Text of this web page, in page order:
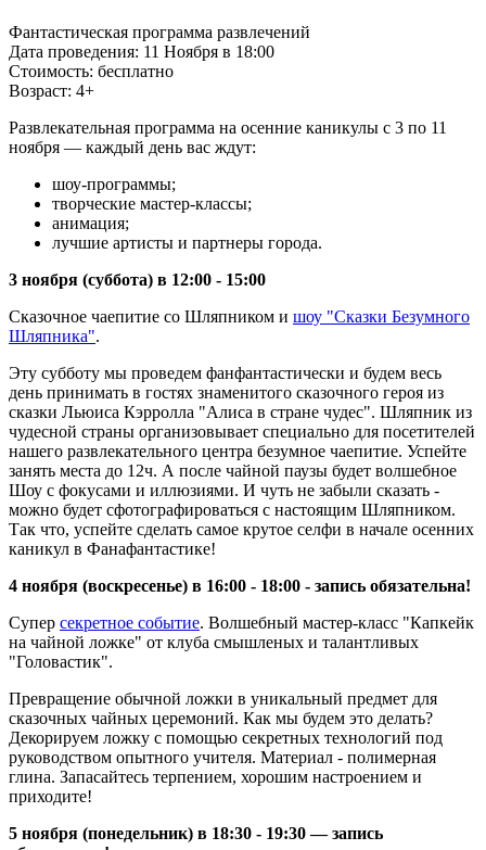
Фантастическая программа развлечений
Дата проведения: 11 Ноября в 18:00
Стоимость: бесплатно
Возраст: 4+
Развлекательная программа на осенние каникулы с 3 по 11
ноября — каждый день вас ждут:
шоу-программы;
творческие мастер-классы;
анимация;
лучшие артисты и партнеры города.
3 ноября (суббота) в 12:00 - 15:00
Сказочное чаепитие со Шляпником и шоу "Сказки Безумного
Шляпника".
Эту субботу мы проведем фанфантастически и будем весь
день принимать в гостях знаменитого сказочного героя из
сказки Льюиса Кэрролла "Алиса в стране чудес". Шляпник из
чудесной страны организовывает специально для посетителей
нашего развлекательного центра безумное чаепитие. Успейте
занять места до 12ч. А после чайной паузы будет волшебное
Шоу с фокусами и иллюзиями. И чуть не забыли сказать -
можно будет сфотографироваться с настоящим Шляпником.
Так что, успейте сделать самое крутое селфи в начале осенних
каникул в Фанафантастике!
4 ноября (воскресенье) в 16:00 - 18:00 - запись обязательна!
Супер секретное событие. Волшебный мастер-класс "Капкейк
на чайной ложке" от клуба смышленых и талантливых
"Головастик".
Превращение обычной ложки в уникальный предмет для
сказочных чайных церемоний. Как мы будем это делать?
Декорируем ложку с помощью секретных технологий под
руководством опытного учителя. Материал - полимерная
глина. Запасайтесь терпением, хорошим настроением и
приходите!
5 ноября (понедельник) в 18:30 - 19:30 — запись